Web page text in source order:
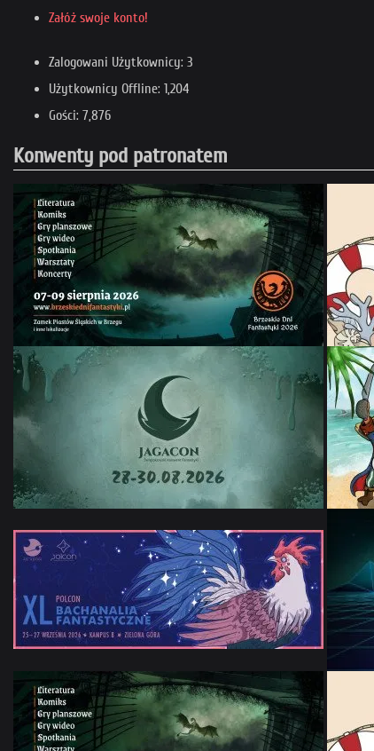
Załóż swoje konto!
Zalogowani Użytkownicy: 3
Użytkownicy Offline: 1,204
Gości: 7,876
Konwenty pod patronatem